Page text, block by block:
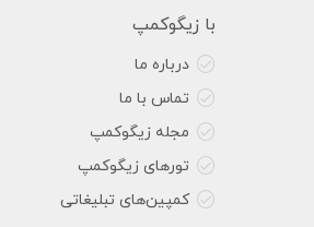
با زیگوکمپ
درباره ما
تماس با ما
مجله زیگوکمپ
تورهای زیگوکمپ
کمپین‌های تبلیغاتی